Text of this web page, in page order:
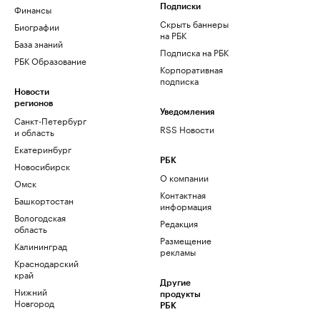
Финансы
Биографии
База знаний
РБК Образование
Новости
регионов
Санкт-Петербург
и область
Екатеринбург
Новосибирск
Омск
Башкортостан
Вологодская
область
Калининград
Краснодарский
край
Нижний
Новгород
Подписки
Скрыть баннеры
на РБК
Подписка на РБК
Корпоративная
подписка
Уведомления
RSS Новости
РБК
О компании
Контактная
информация
Редакция
Размещение
рекламы
Другие
продукты
РБК